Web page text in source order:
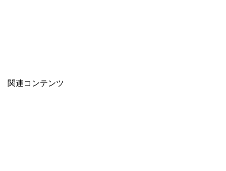
関連コンテンツ